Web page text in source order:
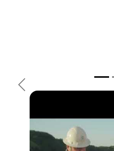
Previous